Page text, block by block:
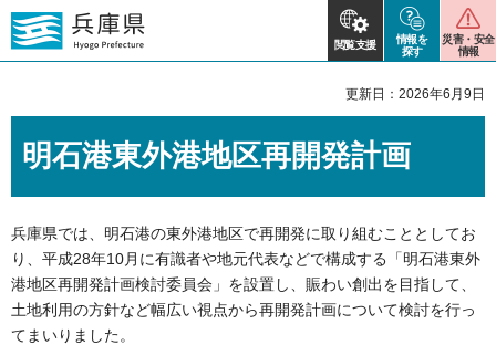
閲覧支援
情報を
探す
災害・安全
情報
更新日：2026年6月9日
明石港東外港地区再開発計画
兵庫県では、明石港の東外港地区で再開発に取り組むこととしてお
り、平成28年10月に有識者や地元代表などで構成する「明石港東外
港地区再開発計画検討委員会」を設置し、賑わい創出を目指して、
土地利用の方針など幅広い視点から再開発計画について検討を行っ
てまいりました。